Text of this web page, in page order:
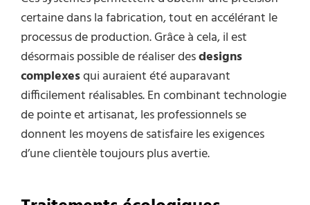
certaine dans la fabrication, tout en accélérant le
processus de production. Grâce à cela, il est
désormais possible de réaliser desdesigns
complexesqui auraient été auparavant
difficilement réalisables. En combinant technologie
de pointe et artisanat, les professionnels se
donnent les moyens de satisfaire les exigences
d’une clientèle toujours plus avertie.